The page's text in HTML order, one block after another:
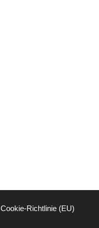
Cookie-Richtlinie (EU)